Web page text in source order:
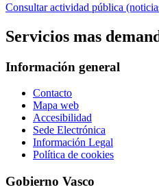
Consultar actividad pública
Servicios mas
Información general
Contacto
Mapa web
Accesibilidad
Sede Electrónica
Información Legal
Política de cookies
Gobierno Vasco